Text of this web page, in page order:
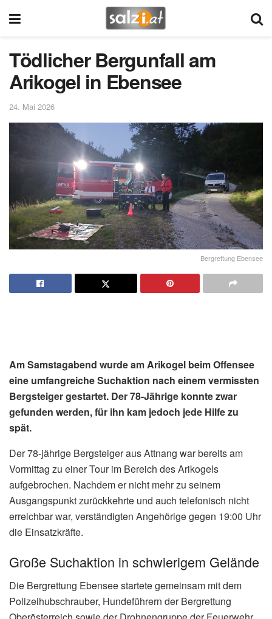
Tödlicher Bergunfall am
Arikogel in Ebensee
24. Mai 2026
Bergrettung Ebensee
Am Samstagabend wurde am Arikogel beim Offensee
eine umfangreiche Suchaktion nach einem vermissten
Bergsteiger gestartet. Der 78-Jährige konnte zwar
gefunden werden, für ihn kam jedoch jede Hilfe zu
spät.
Der 78-jährige Bergsteiger aus Attnang war bereits am
Vormittag zu einer Tour im Bereich des Arikogels
aufgebrochen. Nachdem er nicht mehr zu seinem
Ausgangspunkt zurückkehrte und auch telefonisch nicht
erreichbar war, verständigten Angehörige gegen 19:00 Uhr
die Einsatzkräfte.
Große Suchaktion in schwierigem Gelände
Die Bergrettung Ebensee startete gemeinsam mit dem
Polizeihubschrauber, Hundeführern der Bergrettung